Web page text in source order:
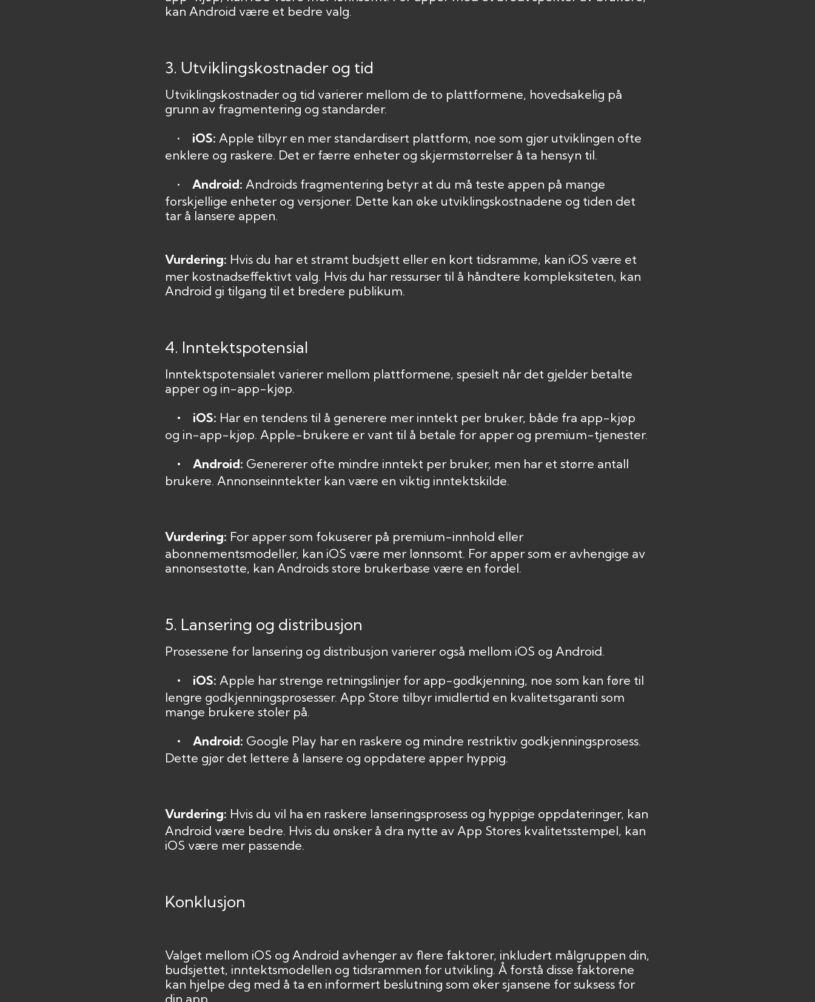
kan Android være et bedre valg.
3. Utviklingskostnader og tid
Utviklingskostnader og tid varierer mellom de to plattformene, hovedsakelig på
grunn av fragmentering og standarder.
• iOS: Apple tilbyr en mer standardisert plattform, noe som gjør utviklingen ofte
enklere og raskere. Det er færre enheter og skjermstørrelser å ta hensyn til.
• Android: Androids fragmentering betyr at du må teste appen på mange
forskjellige enheter og versjoner. Dette kan øke utviklingskostnadene og tiden det
tar å lansere appen.
Vurdering: Hvis du har et stramt budsjett eller en kort tidsramme, kan iOS være et
mer kostnadseffektivt valg. Hvis du har ressurser til å håndtere kompleksiteten, kan
Android gi tilgang til et bredere publikum.
4. Inntektspotensial
Inntektspotensialet varierer mellom plattformene, spesielt når det gjelder betalte
apper og in-app-kjøp.
• iOS: Har en tendens til å generere mer inntekt per bruker, både fra app-kjøp
og in-app-kjøp. Apple-brukere er vant til å betale for apper og premium-tjenester.
• Android: Genererer ofte mindre inntekt per bruker, men har et større antall
brukere. Annonseinntekter kan være en viktig inntektskilde.
Vurdering: For apper som fokuserer på premium-innhold eller
abonnementsmodeller, kan iOS være mer lønnsomt. For apper som er avhengige av
annonsestøtte, kan Androids store brukerbase være en fordel.
5. Lansering og distribusjon
Prosessene for lansering og distribusjon varierer også mellom iOS og Android.
• iOS: Apple har strenge retningslinjer for app-godkjenning, noe som kan føre til
lengre godkjenningsprosesser. App Store tilbyr imidlertid en kvalitetsgaranti som
mange brukere stoler på.
• Android: Google Play har en raskere og mindre restriktiv godkjenningsprosess.
Dette gjør det lettere å lansere og oppdatere apper hyppig.
Vurdering: Hvis du vil ha en raskere lanseringsprosess og hyppige oppdateringer, kan
Android være bedre. Hvis du ønsker å dra nytte av App Stores kvalitetsstempel, kan
iOS være mer passende.
Konklusjon
Valget mellom iOS og Android avhenger av flere faktorer, inkludert målgruppen din,
budsjettet, inntektsmodellen og tidsrammen for utvikling. Å forstå disse faktorene
kan hjelpe deg med å ta en informert beslutning som øker sjansene for suksess for
din app.